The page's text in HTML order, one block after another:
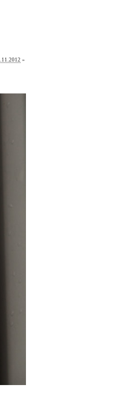
»